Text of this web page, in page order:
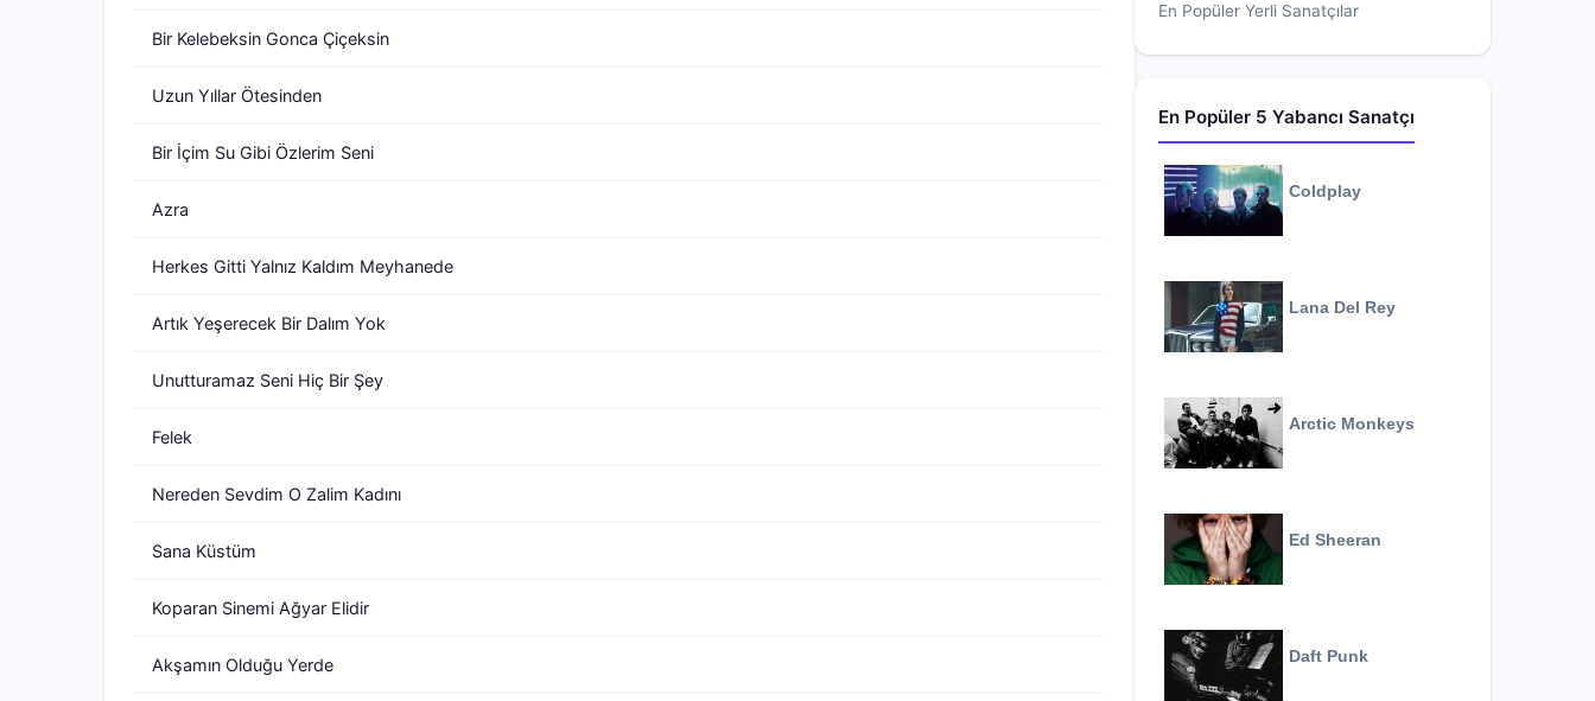
Bir Kelebeksin Gonca Çiçeksin
Uzun Yıllar Ötesinden
Bir İçim Su Gibi Özlerim Seni
Azra
Herkes Gitti Yalnız Kaldım Meyhanede
Artık Yeşerecek Bir Dalım Yok
Unutturamaz Seni Hiç Bir Şey
Felek
Nereden Sevdim O Zalim Kadını
Sana Küstüm
Koparan Sinemi Ağyar Elidir
Akşamın Olduğu Yerde
En Popüler Yerli Sanatçılar
En Popüler 5 Yabancı Sanatçı
Coldplay
Lana Del Rey
Arctic Monkeys
Ed Sheeran
Daft Punk